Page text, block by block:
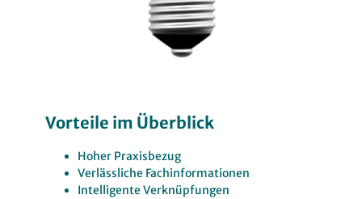
Vorteile im Überblick
Hoher Praxisbezug
Verlässliche Fachinformationen
Intelligente Verknüpfungen